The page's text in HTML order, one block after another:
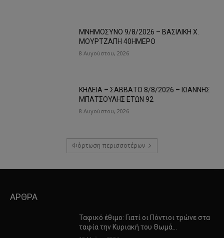
ΜΝΗΜΟΣΥΝΟ 9/8/2026 – ΒΑΣΙΛΙΚΗ Χ.
ΜΟΥΡΤΖΑΠΗ 40ΗΜΕΡΟ
8 Αυγούστου, 2026
ΚΗΔΕΙΑ – ΣΑΒΒΑΤΟ 8/8/2026 – ΙΩΑΝΝΗΣ
ΜΠΑΤΣΟΥΛΗΣ ΕΤΩΝ 92
8 Αυγούστου, 2026
Φόρτωση περισσοτέρων
ΑΡΘΡΑ
Ταφικό έθιμο: Γιατί οι Πόντιοι τρώνε στα
ταφία την Κυριακή του Θωμά…